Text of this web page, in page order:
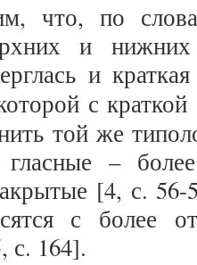
что, по
и
и
с
той же
гласные –
[4, с.
с более
с. 164].